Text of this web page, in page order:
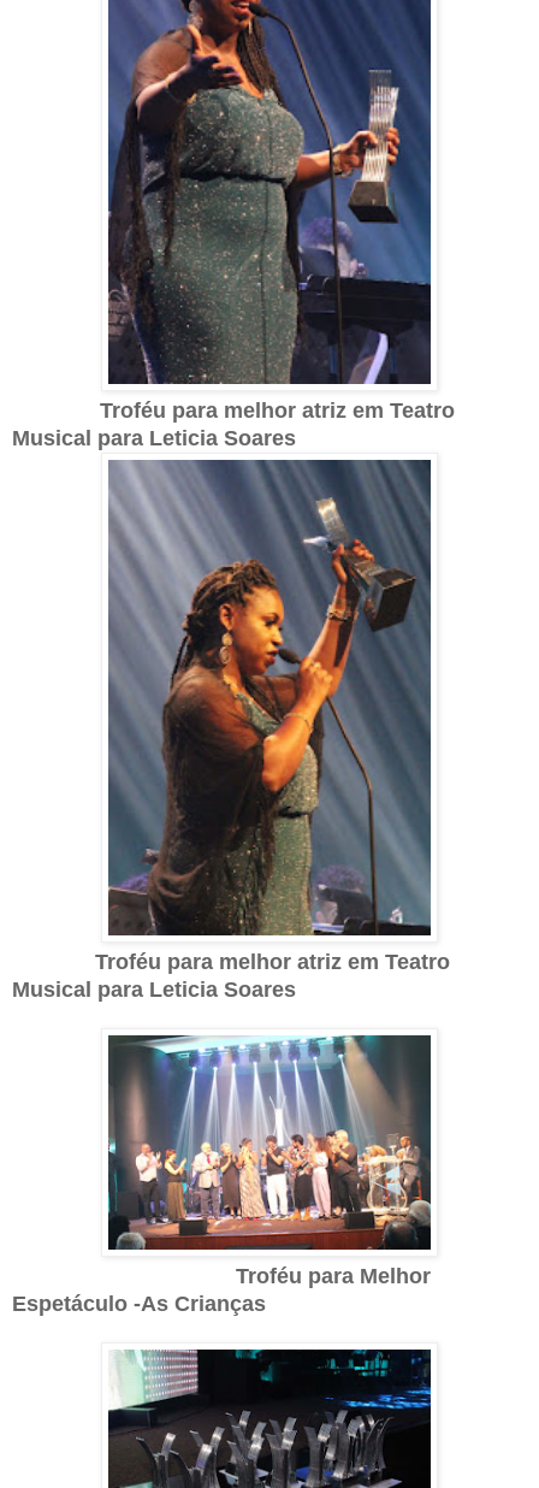
Troféu para melhor atriz em Teatro
Musical para Leticia Soares
Troféu para melhor atriz em Teatro
Musical para Leticia Soares
Troféu para Melhor
Espetáculo -As Crianças